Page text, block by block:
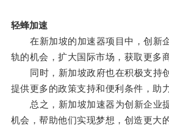
轻蜂加速
在新加坡的加速器项目中，创新
轨的机会，扩大国际市场，获取更多
同时，新加坡政府也在积极支持
提供更多的政策支持和便利条件，助
总之，新加坡加速器为创新企业
机会，帮助他们实现梦想，创造更大